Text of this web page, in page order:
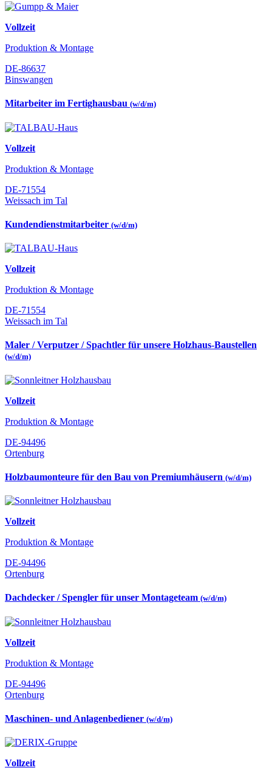
Vollzeit
Produktion & Montage
DE-86637
Binswangen
Mitarbeiter im Fertighausbau (w/d/m)
Vollzeit
Produktion & Montage
DE-71554
Weissach im Tal
Kundendienstmitarbeiter (w/d/m)
Vollzeit
Produktion & Montage
DE-71554
Weissach im Tal
Maler / Verputzer / Spachtler für unsere Holzhaus-Baustellen
(w/d/m)
Vollzeit
Produktion & Montage
DE-94496
Ortenburg
Holzbaumonteure für den Bau von Premiumhäusern (w/d/m)
Vollzeit
Produktion & Montage
DE-94496
Ortenburg
Dachdecker / Spengler für unser Montageteam (w/d/m)
Vollzeit
Produktion & Montage
DE-94496
Ortenburg
Maschinen- und Anlagenbediener (w/d/m)
Vollzeit